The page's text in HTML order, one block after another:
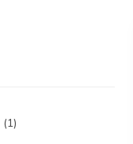
(1)